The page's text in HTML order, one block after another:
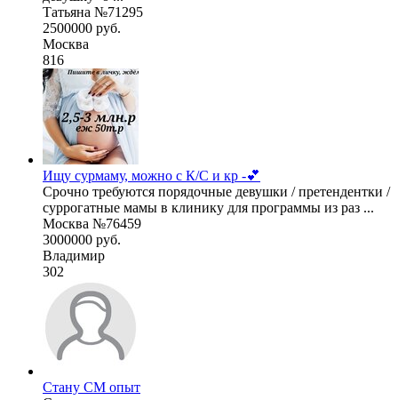
Татьяна №71295
2500000 руб.
Москва
816
Ищу сурмаму, можно с К/С и кр -💕
Срочно требуются порядочные девушки / претендентки /
суррогатные мамы в клинику для программы из раз ...
Москва №76459
3000000 руб.
Владимир
302
Стану СМ опыт